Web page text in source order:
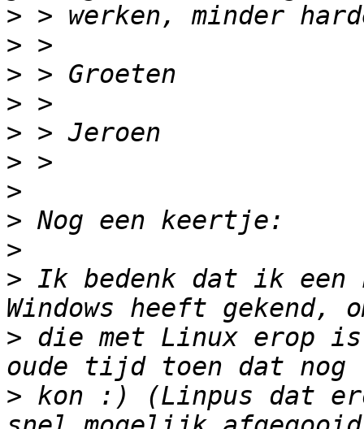
>
>
>
>
>
>
>
>
>
> Ik bedenk dat ik een
> die met Linux erop
> kon :) (Linpus dat